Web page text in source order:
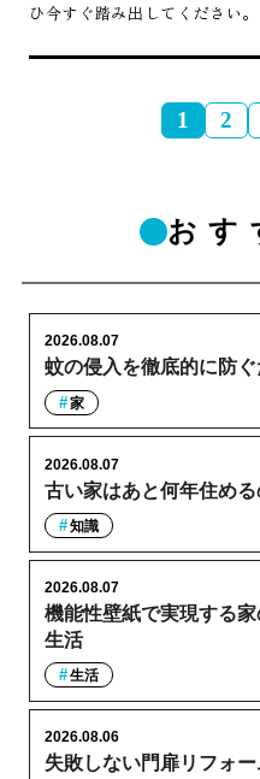
ひ今すぐ踏み出してください。
1 2
おす
蚊の侵入を徹底的に防
2026.08.07
家
古い家はあと何年住め
2026.08.07
知識
機能性壁紙で実現する
生活
2026.08.07
生活
失敗しない門扉リフォ
2026.08.06